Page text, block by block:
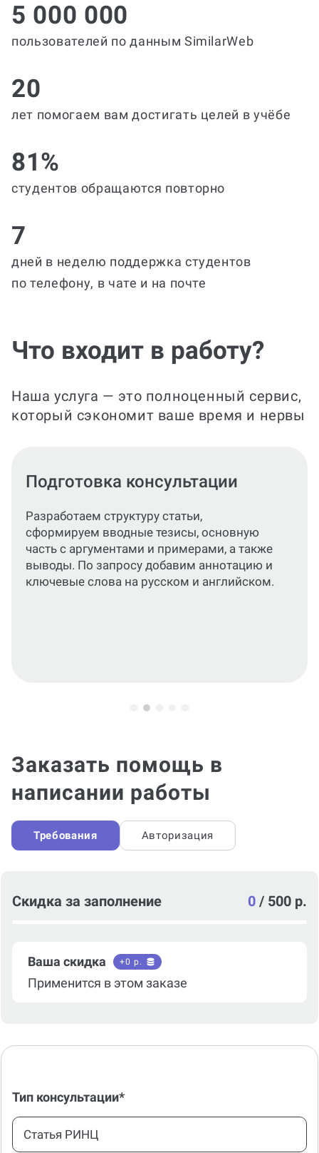
5 000 000
пользователей по данным SimilarWeb
20
лет помогаем вам достигать целей в учёбе
81%
студентов обращаются повторно
7
дней в неделю поддержка студентов
по телефону, в чате и на почте
Что входит в работу?
Наша услуга — это полноценный сервис,
который сэкономит ваше время и нервы
Оформление по ГОСТ
Подготовим работу, полностью
соответствующую ГОСТ, с корректным
оформлением всех ее элементов.
Заказать помощь в
написании работы
Требования Авторизация
Скидка за заполнение 0 / 500 р.
Ваша скидка +0 р.
Применится в этом заказе
Тип консультации*
Статья РИНЦ